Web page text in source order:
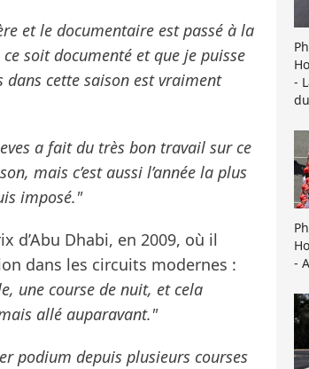
et le documentaire est passé à la
soit documenté et que je puisse
dans cette saison est vraiment
a fait du très bon travail sur ce
mais c’est aussi l’année la plus
imposé."
d’Abu Dhabi, en 2009, où il
dans les circuits modernes :
une course de nuit, et cela
allé auparavant."
podium depuis plusieurs courses
-
-